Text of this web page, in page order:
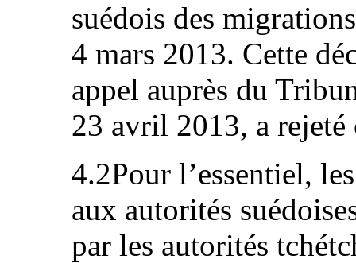
suédois des
4 mars 2013. Cette
appel auprès du
23 avril 2013, a rejeté
4.2Pour l’essentiel,
aux autorités
par les autorités